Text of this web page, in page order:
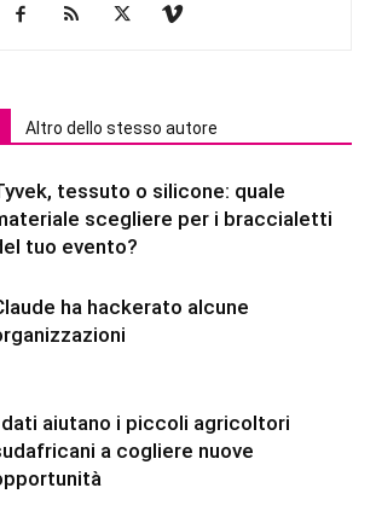
Altro dello stesso autore
tessuto o silicone: quale
scegliere per i braccialetti
tuo evento?
ha hackerato alcune
dati aiutano i piccoli agricoltori
a cogliere nuove